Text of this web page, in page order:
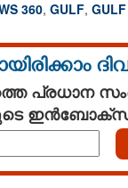
360, GULF,
പ്രധാന